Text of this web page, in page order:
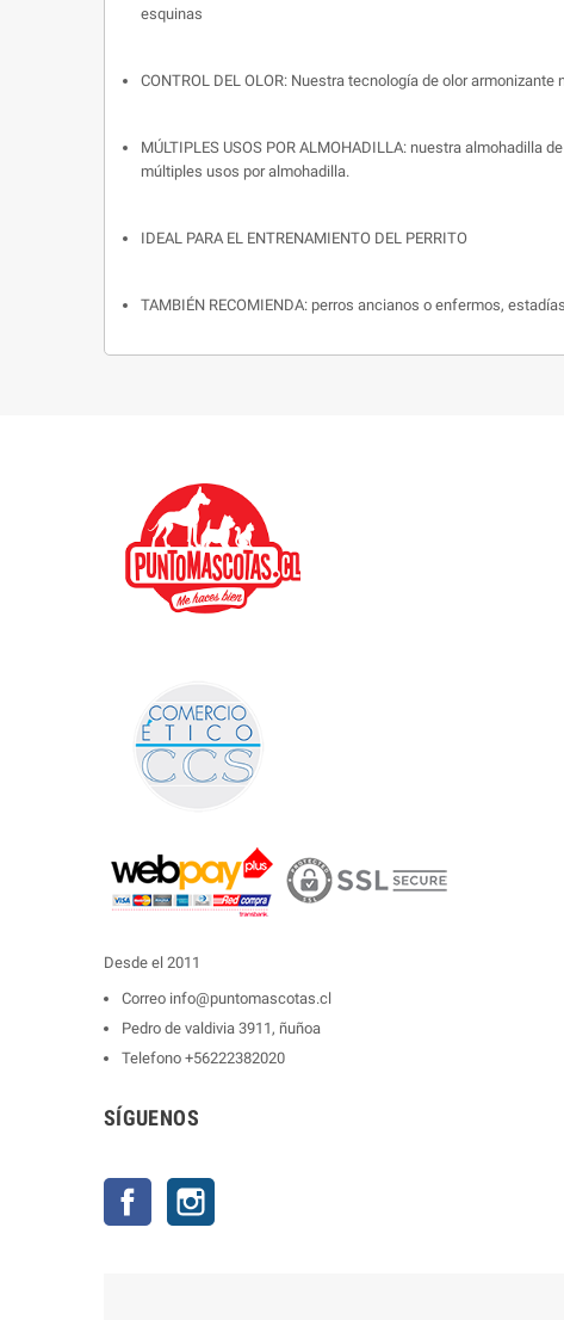
esquinas
CONTROL DEL OLOR: Nuestra tecnología de olor
MÚLTIPLES USOS POR ALMOHADILLA: nuestra
múltiples usos por almohadilla.
IDEAL PARA EL ENTRENAMIENTO DEL PERRITO
TAMBIÉN RECOMIENDA: perros ancianos o enfermos,
Desde el 2011
Correo info@puntomascotas.cl
Pedro de valdivia 3911, ñuñoa
Telefono +56222382020
SÍGUENOS
Facebook